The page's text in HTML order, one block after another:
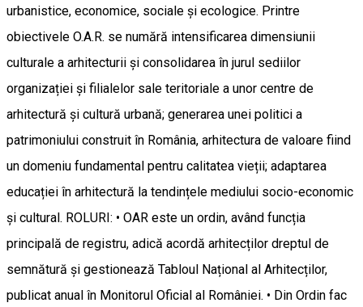
urbanistice, economice, sociale și ecologice. Printre
obiectivele O.A.R. se numără intensificarea dimensiunii
culturale a arhitecturii și consolidarea în jurul sediilor
organizației și filialelor sale teritoriale a unor centre de
arhitectură și cultură urbană; generarea unei politici a
patrimoniului construit în România, arhitectura de valoare fiind
un domeniu fundamental pentru calitatea vieții; adaptarea
educației în arhitectură la tendințele mediului socio-economic
și cultural. ROLURI: • OAR este un ordin, având funcția
principală de registru, adică acordă arhitecților dreptul de
semnătură și gestionează Tabloul Național al Arhitecților,
publicat anual în Monitorul Oficial al României. • Din Ordin fac